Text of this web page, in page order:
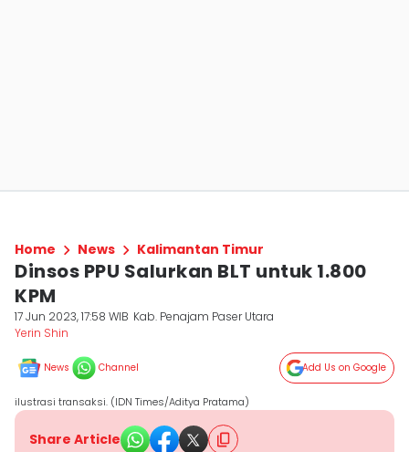
Home News Kalimantan Timur
Dinsos PPU Salurkan BLT untuk 1.800
KPM
17 Jun 2023, 17:58 WIB Kab. Penajam Paser Utara
Yerin Shin
News Channel Add Us on Google
ilustrasi transaksi. (IDN Times/Aditya Pratama)
Share Article